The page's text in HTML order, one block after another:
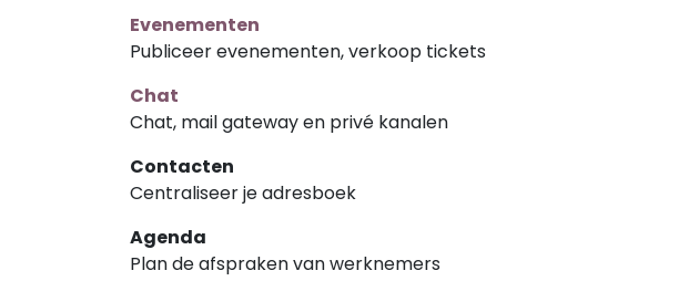
Evenementen
Publiceer evenementen, verkoop tickets
Chat
Chat, mail gateway en privé kanalen
Contacten
Centraliseer je adresboek
Agenda
Plan de afspraken van werknemers